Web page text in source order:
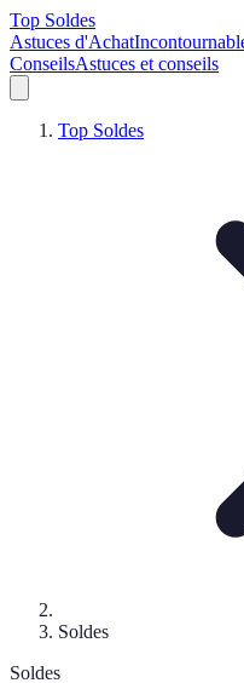
Top Soldes
Astuces d'Achat
ConseilsAstuces et conseils
Top Soldes
Soldes
Soldes